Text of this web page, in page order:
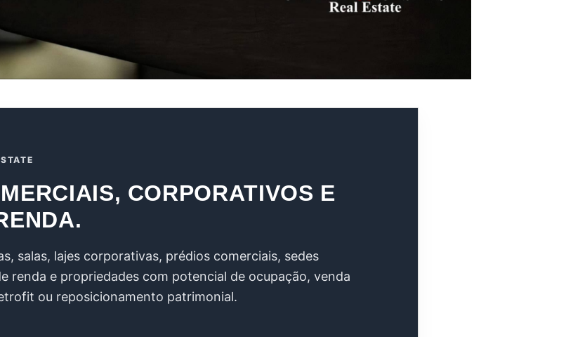
CORPORATIVOS E
salas, lajes corporativas, prédios comerciais, sedes
renda e propriedades com potencial de ocupação, venda
ou reposicionamento patrimonial.